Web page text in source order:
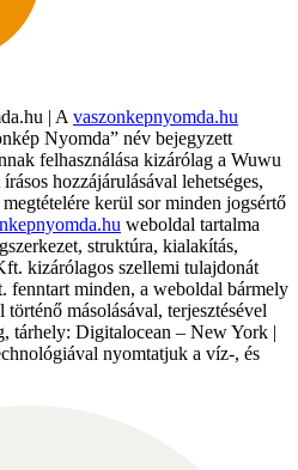
| A vaszonkepnyomda.hu
Nyomda” név bejegyzett
felhasználása kizárólag a Wuwu
hozzájárulásával lehetséges,
kerül sor minden jogsértő
weboldal tartalma
struktúra, kialakítás,
kizárólagos szellemi tulajdonát
minden, a weboldal bármely
másolásával, terjesztésével
tárhely: Digitalocean – New York |
nyomtatjuk a víz-, és